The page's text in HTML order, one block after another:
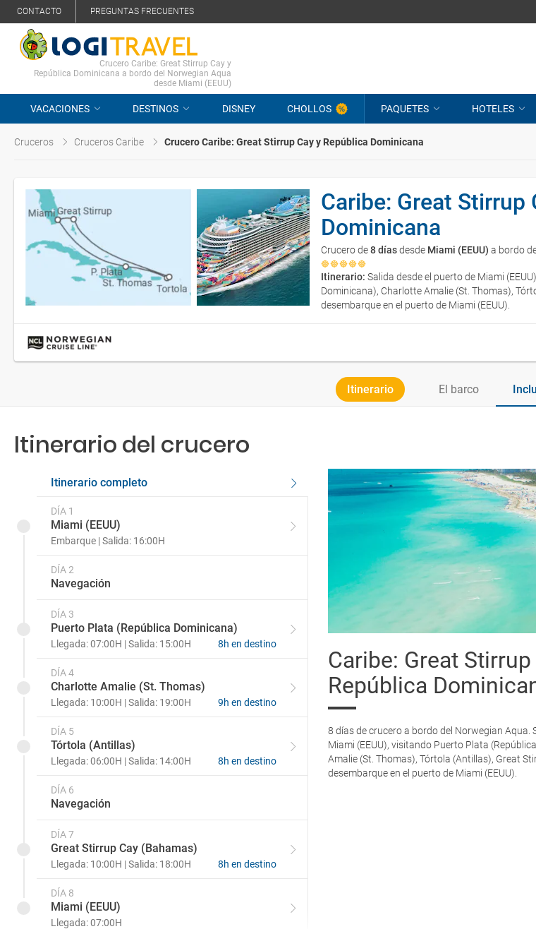
CONTACTO PREGUNTAS FRECUENTES
Crucero Caribe: Great Stirrup Cay y
República Dominicana a bordo del Norwegian Aqua
desde Miami (EEUU)
VACACIONES DESTINOS DISNEY CHOLLOS PAQUETES HOTELES
Cruceros Cruceros Caribe Crucero Caribe: Great Stirrup Cay y República Dominicana
Caribe: Great Stirrup
Dominicana
Crucero de8 díasdesde Miami (EEUU) a bordo
Itinerario: Salida desde el puerto de Miami
Dominicana), Charlotte Amalie (St. Thomas),
desembarque en el puerto de Miami (EEUU).
Itinerario El barco
Itinerario del crucero
Itinerario completo
DÍA 1
Miami (EEUU)
Embarque | Salida: 16:00H
DÍA 2
Navegación
DÍA 3
Puerto Plata (República Dominicana)
Llegada: 07:00H | Salida: 15:00H 8h en destino
DÍA 4
Charlotte Amalie (St. Thomas)
Llegada: 10:00H | Salida: 19:00H 9h en destino
DÍA 5
Tórtola (Antillas)
Llegada: 06:00H | Salida: 14:00H 8h en destino
DÍA 6
Navegación
DÍA 7
Great Stirrup Cay (Bahamas)
Llegada: 10:00H | Salida: 18:00H 8h en destino
DÍA 8
Miami (EEUU)
Llegada: 07:00H
Caribe: Great Stirrup
República
8 días de crucero a bordo del Norwegian Aqua.
Miami (EEUU), visitando Puerto Plata
Amalie (St. Thomas), Tórtola (Antillas), Great
desembarque en el puerto de Miami (EEUU).